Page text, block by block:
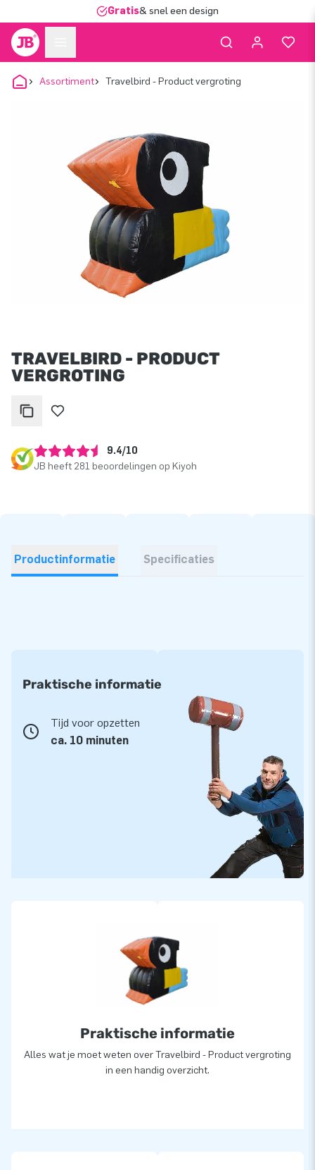
Gratis& snel een design
Assortiment Travelbird - Product vergroting
TRAVELBIRD - PRODUCT
VERGROTING
9.4/10
JB heeft 281 beoordelingen op Kiyoh
Productinformatie Specificaties
Praktische informatie
Tijd voor opzetten
ca. 10 minuten
Praktische informatie
Alles wat je moet weten over Travelbird - Product vergroting
in een handig overzicht.